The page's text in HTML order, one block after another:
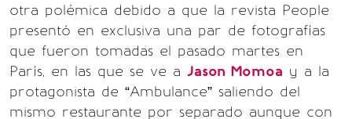
otra polémica debido a que la revista People
presentó en exclusiva una par de fotografías
que fueron tomadas el pasado martes en
París, en las que se ve a Jason Momoa y a la
protagonista de “Ambulance” saliendo del
mismo restaurante por separado aunque con